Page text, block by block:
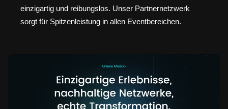
einzigartig und reibungslos. Unser Partnernetzwerk
sorgt für Spitzenleistung in allen Eventbereichen.